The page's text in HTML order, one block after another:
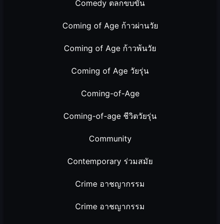
Comedy ตลกขบขัน
Coming of Age ก้าวผ่านวัย
Coming of Age ก้าวพ้นวัย
Coming of Age วัยรุ่น
Coming-of-Age
Coming-of-age ชีวิตวัยรุ่น
Community
Contemporary ร่วมสมัย
Crime อาชญากรรม
Crime อาชญากรรม